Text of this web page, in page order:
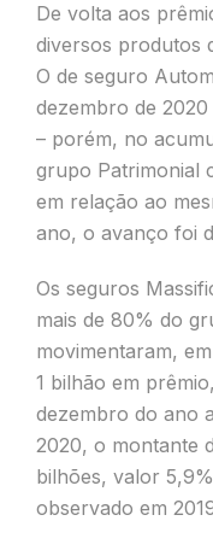
De volta aos
diversos produtos
O de seguro
dezembro de
– porém, no
grupo Patrimonial
em relação ao
ano, o avanço foi
Os seguros
mais de 80% do
movimentaram,
1 bilhão em
dezembro do ano
2020, o montante
bilhões, valor
observado em